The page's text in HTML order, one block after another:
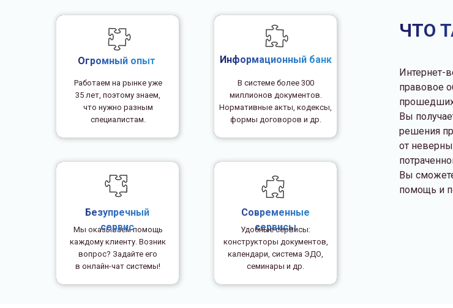
Интернет-
правовое
Вы
решения
от
Вы
помощь и
ЧТО
Огромный опыт
Работаем на рынке уже
35 лет, поэтому знаем,
что нужно разным
специалистам.
В системе более 300
миллионов документов.
Нормативные акты, кодексы,
формы договоров и др.
Информационный банк
Мы оказываем помощь
каждому клиенту. Возник
вопрос? Задайте его
в онлайн-чат системы!
Безупречный
сервис
Современные
сервисы
Удобные сервисы:
конструкторы документов,
календари, система ЭДО,
семинары и др.